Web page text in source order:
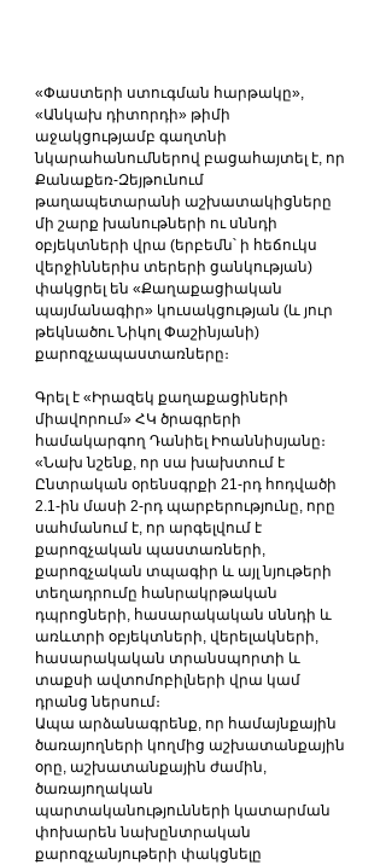
«Փաստերի ստուգման հարթակը»,
«Անկախ դիտորդի» թիմի
աջակցությամբ գաղտնի
նկարահանումներով բացահայտել է, որ
Քանաքեռ-Զեյթունում
թաղապետարանի աշխատակիցները
մի շարք խանութների ու սննդի
օբյեկտների վրա (երբեմն՝ ի հեճուկս
վերջիններիս տերերի ցանկության)
փակցրել են «Քաղաքացիական
պայմանագիր» կուսակցության (և յուր
թեկնածու Նիկոլ Փաշինյանի)
քարոզչապաստառները։
Գրել է «Իրազեկ քաղաքացիների
միավորում» ՀԿ ծրագրերի
համակարգող Դանիել Իոաննիսյանը։
«Նախ նշենք, որ սա խախտում է
Ընտրական օրենսգրքի 21-րդ հոդվածի
2.1-ին մասի 2-րդ պարբերությունը, որը
սահմանում է, որ արգելվում է
քարոզչական պաստառների,
քարոզչական տպագիր և այլ նյութերի
տեղադրումը հանրակրթական
դպրոցների, հասարակական սննդի և
առևտրի օբյեկտների, վերելակների,
հասարակական տրանսպորտի և
տաքսի ավտոմոբիլների վրա կամ
դրանց ներսում։
Ապա արձանագրենք, որ համայնքային
ծառայողների կողմից աշխատանքային
օրը, աշխատանքային ժամին,
ծառայողական
պարտականությունների կատարման
փոխարեն նախընտրական
քարոզչանյութերի փակցնելը